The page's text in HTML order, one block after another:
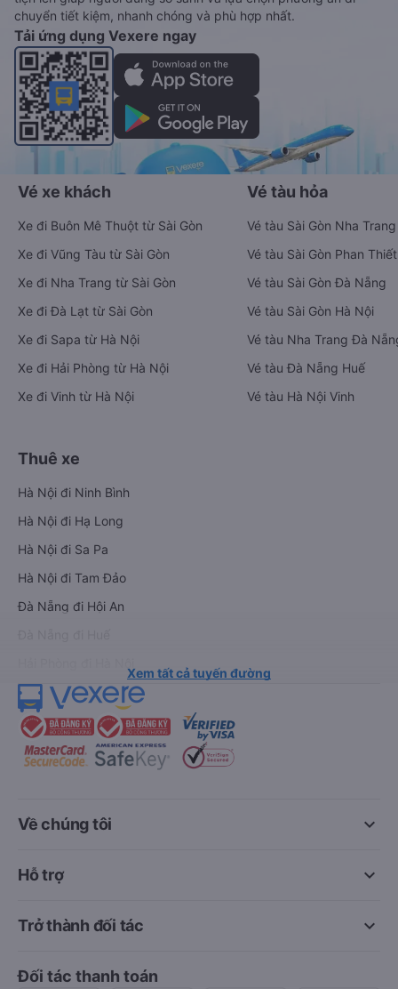
chuyển tiết kiệm, nhanh chóng và phù hợp nhất.
Tải ứng dụng Vexere ngay
Vé xe khách
Xe đi Buôn Mê Thuột từ Sài Gòn
Xe đi Vũng Tàu từ Sài Gòn
Xe đi Nha Trang từ Sài Gòn
Xe đi Đà Lạt từ Sài Gòn
Xe đi Sapa từ Hà Nội
Xe đi Hải Phòng từ Hà Nội
Xe đi Vinh từ Hà Nội
Vé tàu hỏa
Vé tàu Sài Gòn Nha Trang
Vé tàu Sài Gòn Phan Thiết
Vé tàu Sài Gòn Đà Nẵng
Vé tàu Sài Gòn Hà Nội
Vé tàu Nha Trang Đà
Vé tàu Đà Nẵng Huế
Vé tàu Hà Nội Vinh
Thuê xe
Hà Nội đi Ninh Bình
Hà Nội đi Hạ Long
Hà Nội đi Sa Pa
Hà Nội đi Tam Đảo
Đà Nẵng đi Hội An
Xem tất cả tuyến đường
keyboard_arrow_down
Về chúng tôi
keyboard_arrow_down
Hỗ trợ
keyboard_arrow_down
Trở thành đối tác
Đối tác thanh toán